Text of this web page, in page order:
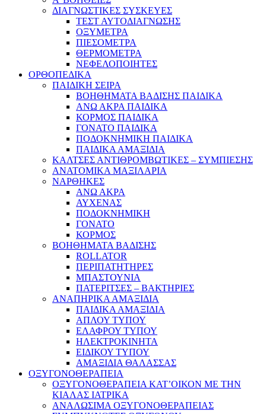
ΔΙΑΓΝΩΣΤΙΚΕΣ ΣΥΣΚΕΥΕΣ
ΤΕΣΤ ΑΥΤΟΔΙΑΓΝΩΣΗΣ
ΟΞΥΜΕΤΡΑ
ΠΙΕΣΟΜΕΤΡΑ
ΘΕΡΜΟΜΕΤΡΑ
ΝΕΦΕΛΟΠΟΙΗΤΕΣ
ΟΡΘΟΠΕΔΙΚΑ
ΠΑΙΔΙΚΗ ΣΕΙΡΑ
ΒΟΗΘΗΜΑΤΑ ΒΑΔΙΣΗΣ ΠΑΙΔΙΚΑ
ΑΝΩ ΑΚΡΑ ΠΑΙΔΙΚΑ
ΚΟΡΜΟΣ ΠΑΙΔΙΚΑ
ΓΟΝΑΤΟ ΠΑΙΔΙΚΑ
ΠΟΔΟΚΝΗΜΙΚΗ ΠΑΙΔΙΚΑ
ΠΑΙΔΙΚΑ ΑΜΑΞΙΔΙΑ
ΚΑΛΤΣΕΣ ΑΝΤΙΘΡΟΜΒΩΤΙΚΕΣ – ΣΥΜΠΙΕΣΗΣ
ΑΝΑΤΟΜΙΚΑ ΜΑΞΙΛΑΡΙΑ
ΝΑΡΘΗΚΕΣ
ΑΝΩ ΑΚΡΑ
ΑΥΧΕΝΑΣ
ΠΟΔΟΚΝΗΜΙΚΗ
ΓΟΝΑΤΟ
ΚΟΡΜΟΣ
ΒΟΗΘΗΜΑΤΑ ΒΑΔΙΣΗΣ
ROLLATOR
ΠΕΡΙΠΑΤΗΤΗΡΕΣ
ΜΠΑΣΤΟΥΝΙΑ
ΠΑΤΕΡΙΤΣΕΣ – ΒΑΚΤΗΡΙΕΣ
ΑΝΑΠΗΡΙΚΑ ΑΜΑΞΙΔΙΑ
ΠΑΙΔΙΚΑ ΑΜΑΞΙΔΙΑ
ΑΠΛΟΥ ΤΥΠΟΥ
ΕΛΑΦΡΟΥ ΤΥΠΟΥ
ΗΛΕΚΤΡΟΚΙΝΗΤΑ
ΕΙΔΙΚΟΥ ΤΥΠΟΥ
ΑΜΑΞΙΔΙΑ ΘΑΛΑΣΣΑΣ
ΟΞΥΓΟΝΟΘΕΡΑΠΕΙΑ
ΟΞΥΓΟΝΟΘΕΡΑΠΕΙΑ ΚΑΤ’ΟΙΚΟΝ ΜΕ ΤΗΝ
ΚΙΑΛΑΣ ΙΑΤΡΙΚΑ
ΑΝΑΛΩΣΙΜΑ ΟΞΥΓΟΝΟΘΕΡΑΠΕΙΑΣ